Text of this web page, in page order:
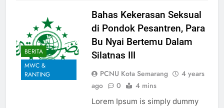
BERITA
MWC &
RANTING
Bahas Kekerasan Seksual
di Pondok Pesantren, Para
Bu Nyai Bertemu Dalam
Silatnas III
PCNU Kota Semarang
4 years
ago
0 4 mins
Lorem Ipsum is simply dummy